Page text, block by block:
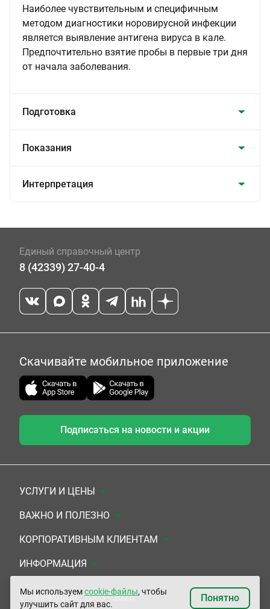
Наиболее чувствительным и специфичным
методом диагностики норовирусной инфекции
является выявление антигена вируса в кале.
Предпочтительно взятие пробы в первые три дня
от начала заболевания.
Подготовка
Показания
Интерпретация
Единый справочный центр
8 (42339) 27-40-4
Скачивайте мобильное приложение
Подписаться на новости и акции
УСЛУГИ И ЦЕНЫ
Анализы
Комплексы
УЗИ
ЭКГ/Холтер/СМАД
ВАЖНО И ПОЛЕЗНО
Документы для заключения договора
Система скидок
Подарочные сертификаты
КОРПОРАТИВНЫМ КЛИЕНТАМ
Медицинским организациям
Прочим организациям
ИНФОРМАЦИЯ
О Компании
© «ЮНИЛАБ», 2003 - 2026
Мы используемcookie-файлы, чтобы
улучшить сайт для вас.
Понятно